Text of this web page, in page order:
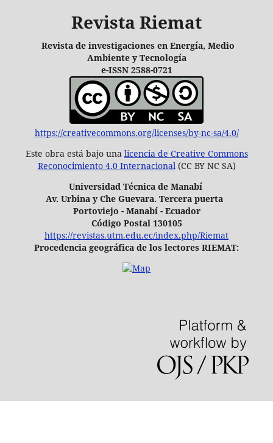
Revista Riemat
Revista de investigaciones en Energía, Medio
Ambiente y Tecnología
e-ISSN 2588-0721
https://creativecommons.org/licenses/by-nc-sa/4.0/
Este obra está bajo una licencia de Creative Commons
Reconocimiento 4.0 Internacional(CC BY NC SA)
Universidad Técnica de Manabí
Av. Urbina y Che Guevara. Tercera puerta
Portoviejo - Manabí - Ecuador
Código Postal 130105
https://revistas.utm.edu.ec/index.php/Riemat
Procedencia geográfica de los lectores RIEMAT: